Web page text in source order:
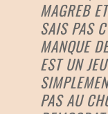
MAGREB
SAIS PAS
MANQUE
EST UN
PAS AU